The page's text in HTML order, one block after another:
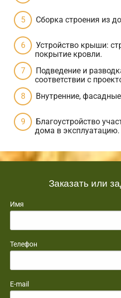
Сборка строения из
Устройство крыши:
покрытие кровли.
Подведение и
соответствии с
Внутренние,
Благоустройство
дома в эксплуатацию.
Заказать или
Имя
Телефон
E-mail